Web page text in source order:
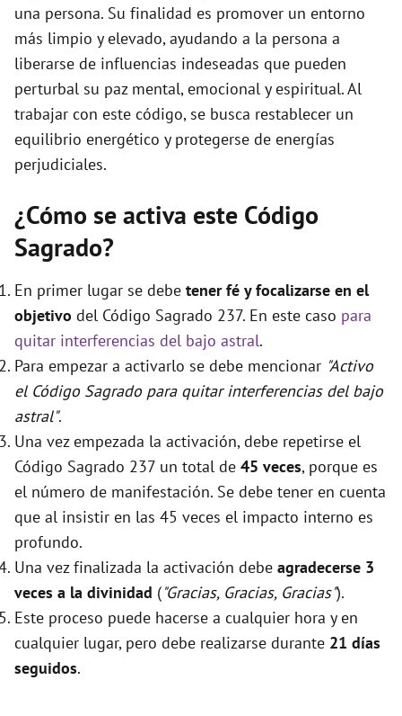
una persona. Su finalidad es promover un entorno
más limpio y elevado, ayudando a la persona a
liberarse de influencias indeseadas que pueden
perturbal su paz mental, emocional y espiritual. Al
trabajar con este código, se busca restablecer un
equilibrio energético y protegerse de energías
perjudiciales.
¿Cómo se activa este Código
Sagrado?
En primer lugar se debe tener fé y focalizarse en el
objetivo del Código Sagrado 237. En este caso para
quitar interferencias del bajo astral.
Para empezar a activarlo se debe mencionar "Activo
el Código Sagrado para quitar interferencias del bajo
astral".
Una vez empezada la activación, debe repetirse el
Código Sagrado 237 un total de 45 veces, porque es
el número de manifestación. Se debe tener en cuenta
que al insistir en las 45 veces el impacto interno es
profundo.
Una vez finalizada la activación debe agradecerse 3
veces a la divinidad ("Gracias, Gracias, Gracias").
Este proceso puede hacerse a cualquier hora y en
cualquier lugar, pero debe realizarse durante 21 días
seguidos.